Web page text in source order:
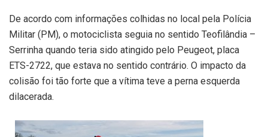
De acordo com informações colhidas no local pela Polícia
Militar (PM), o motociclista seguia no sentido Teofilândia –
Serrinha quando teria sido atingido pelo Peugeot, placa
ETS-2722, que estava no sentido contrário. O impacto da
colisão foi tão forte que a vítima teve a perna esquerda
dilacerada.